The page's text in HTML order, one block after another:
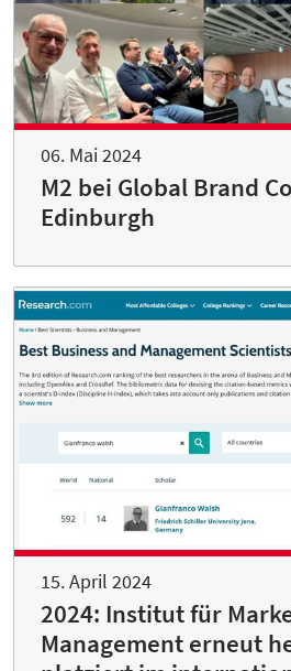
06. Mai 2024
M2 bei Global Brand
Edinburgh
15. April 2024
2024: Institut für
Management erneut